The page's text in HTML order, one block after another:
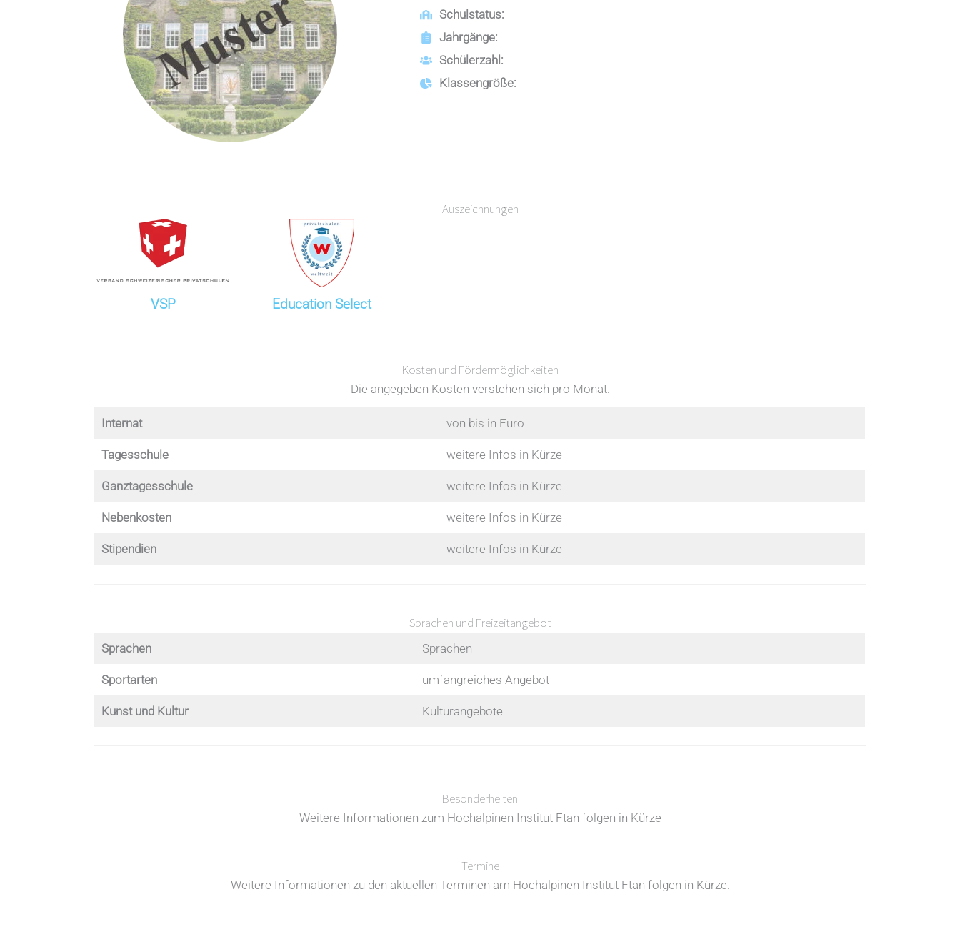
Schulstatus:
Jahrgänge:
Schülerzahl:
Klassengröße:
Auszeichnungen
VSP Education Select
Kosten und Fördermöglichkeiten
Die angegeben Kosten verstehen sich pro Monat.
Internat von bis in Euro
Tagesschule weitere Infos in Kürze
Ganztagesschule weitere Infos in Kürze
Nebenkosten weitere Infos in Kürze
Stipendien weitere Infos in Kürze
Sprachen und Freizeitangebot
Sprachen Sprachen
Sportarten umfangreiches Angebot
Kunst und Kultur Kulturangebote
Besonderheiten
Weitere Informationen zum Hochalpinen Institut Ftan folgen in Kürze
Termine
Weitere Informationen zu den aktuellen Terminen am Hochalpinen Institut Ftan folgen in Kürze.